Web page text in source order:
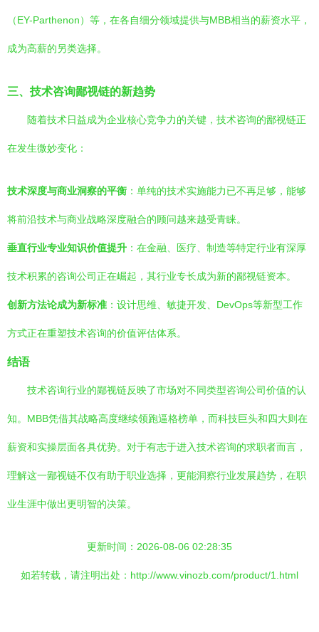
（EY-Parthenon）等，在各自细分领域提供与MBB相当的薪资水平，
成为高薪的另类选择。
三、技术咨询鄙视链的新趋势
随着技术日益成为企业核心竞争力的关键，技术咨询的鄙视链正
在发生微妙变化：
技术深度与商业洞察的平衡 ：单纯的技术实施能力已不再足够，能够
将前沿技术与商业战略深度融合的顾问越来越受青睐。
垂直行业专业知识价值提升 ：在金融、医疗、制造等特定行业有深厚
技术积累的咨询公司正在崛起，其行业专长成为新的鄙视链资本。
创新方法论成为新标准 ：设计思维、敏捷开发、DevOps等新型工作
方式正在重塑技术咨询的价值评估体系。
结语
技术咨询行业的鄙视链反映了市场对不同类型咨询公司价值的认
知。MBB凭借其战略高度继续领跑逼格榜单，而科技巨头和四大则在
薪资和实操层面各具优势。对于有志于进入技术咨询的求职者而言，
理解这一鄙视链不仅有助于职业选择，更能洞察行业发展趋势，在职
业生涯中做出更明智的决策。
更新时间：2026-08-06 02:28:35
如若转载，请注明出处：http://www.vinozb.com/product/1.html